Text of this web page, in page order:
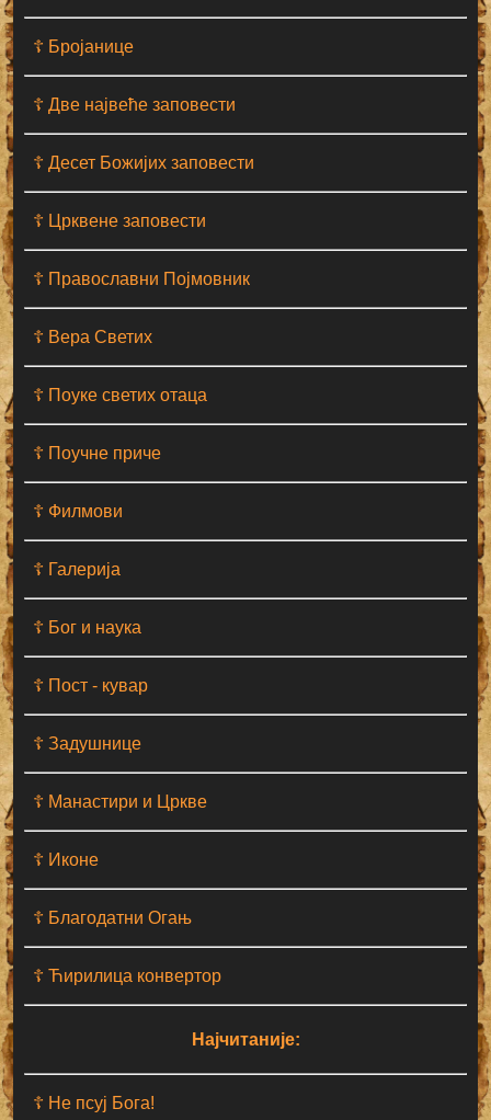
☦ Бројанице
☦ Две највеће заповести
☦ Десет Божијих заповести
☦ Црквене заповести
☦ Православни Појмовник
☦ Вера Светих
☦ Поуке светих отаца
☦ Поучне приче
☦ Филмови
☦ Галерија
☦ Бог и наука
☦ Пост - кувар
☦ Задушнице
☦ Манастири и Цркве
☦ Иконе
☦ Благодатни Огањ
☦ Ћирилица конвертор
Најчитаније:
☦ Не псуј Бога!